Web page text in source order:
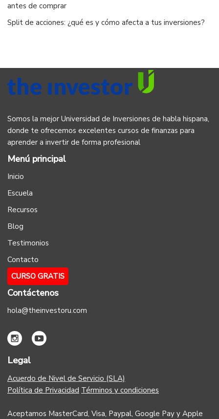
antes de comprar
Split de acciones: ¿qué es y cómo afecta a tus inversiones?
Somos la mejor Universidad de Inversiones de habla hispana,
donde te ofrecemos excelentes cursos de finanzas para
aprender a invertir de forma profesional
Menú principal
Inicio
Escuela
Recursos
Blog
Testimonios
Contacto
CURSO GRATIS
Contáctenos
hola@theinvestoru.com
Legal
Acuerdo de Nivel de Servicio (SLA)
Política de Privacidad Términos y condiciones
Aceptamos MasterCard, Visa, Paypal, Google Pay y Apple